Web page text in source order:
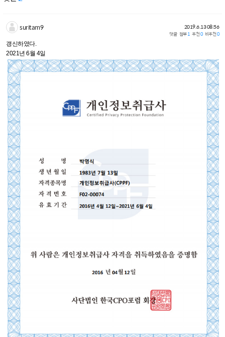
suritam9 2019.6.13 08:56
댓글 첨부1 추천0 비추천0
갱신하였다.
2021년 6월 4일